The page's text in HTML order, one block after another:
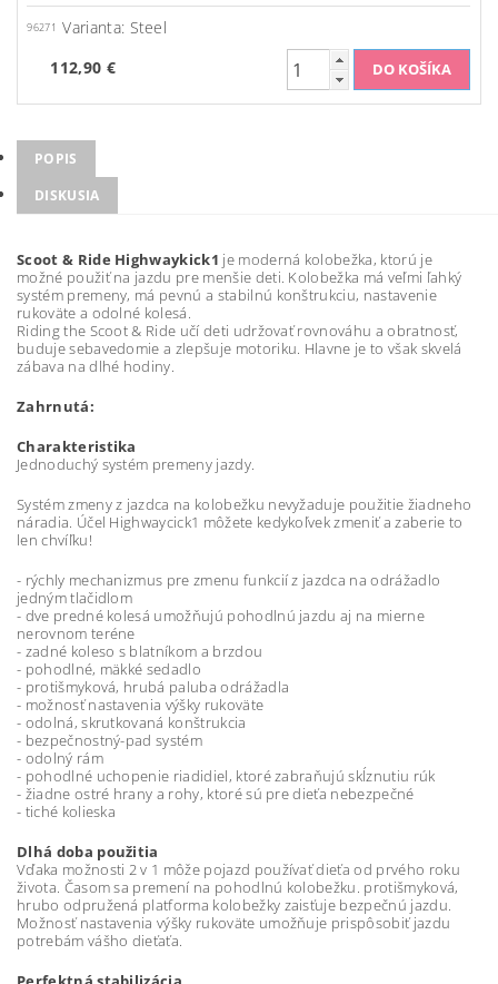
96271
Varianta: Steel
112,90 €
POPIS
DISKUSIA
Scoot & Ride Highwaykick1 je moderná kolobežka, ktorú je
možné použiť na jazdu pre menšie deti. Kolobežka má veľmi ľahký
systém premeny, má pevnú a stabilnú konštrukciu, nastavenie
rukoväte a odolné kolesá.
Riding the Scoot & Ride učí deti udržovať rovnováhu a obratnosť,
buduje sebavedomie a zlepšuje motoriku. Hlavne je to však skvelá
zábava na dlhé hodiny.
Zahrnutá:
Charakteristika
Jednoduchý systém premeny jazdy.
Systém zmeny z jazdca na kolobežku nevyžaduje použitie žiadneho
náradia. Účel Highwaycick1 môžete kedykoľvek zmeniť a zaberie to
len chvíľku!
- rýchly mechanizmus pre zmenu funkcií z jazdca na odrážadlo
jedným tlačidlom
- dve predné kolesá umožňujú pohodlnú jazdu aj na mierne
nerovnom teréne
- zadné koleso s blatníkom a brzdou
- pohodlné, mäkké sedadlo
- protišmyková, hrubá paluba odrážadla
- možnosť nastavenia výšky rukoväte
- odolná, skrutkovaná konštrukcia
- bezpečnostný-pad systém
- odolný rám
- pohodlné uchopenie riadidiel, ktoré zabraňujú skĺznutiu rúk
- žiadne ostré hrany a rohy, ktoré sú pre dieťa nebezpečné
- tiché kolieska
Dlhá doba použitia
Vďaka možnosti 2 v 1 môže pojazd používať dieťa od prvého roku
života. Časom sa premení na pohodlnú kolobežku. protišmyková,
hrubo odpružená platforma kolobežky zaisťuje bezpečnú jazdu.
Možnosť nastavenia výšky rukoväte umožňuje prispôsobiť jazdu
potrebám vášho dieťaťa.